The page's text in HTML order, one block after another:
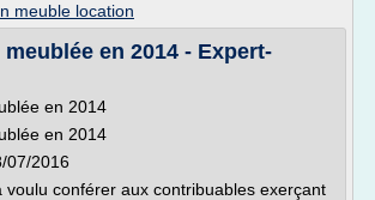
meuble location
en 2014 - Expert-
en 2014
en 2014
07/2016
voulu conférer aux contribuables exerçant